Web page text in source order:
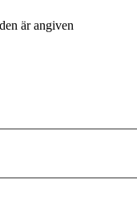
är angiven